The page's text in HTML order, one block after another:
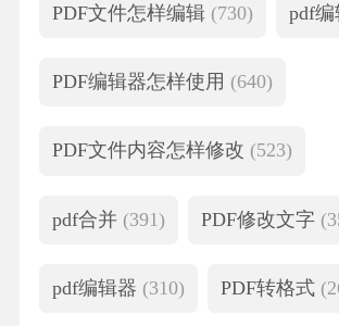
PDF文件怎样编辑 (730) pdf编
PDF编辑器怎样使用 (640)
PDF文件内容怎样修改 (523)
pdf合并 (391) PDF修改文字
pdf编辑器 (310) PDF转格式